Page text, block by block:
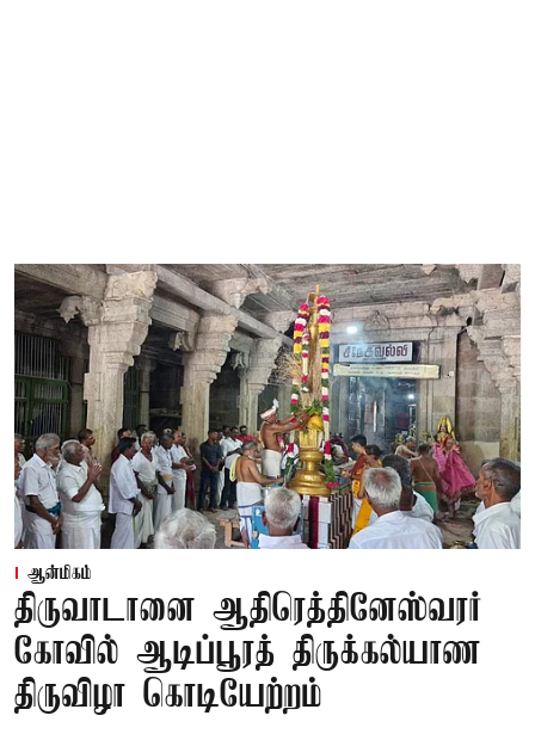
ஆன்மிகம்
திருவாடானை ஆதிரெத்தினேஸ்வரர்
கோவில் ஆடிப்பூரத் திருக்கல்யாண
திருவிழா கொடியேற்றம்